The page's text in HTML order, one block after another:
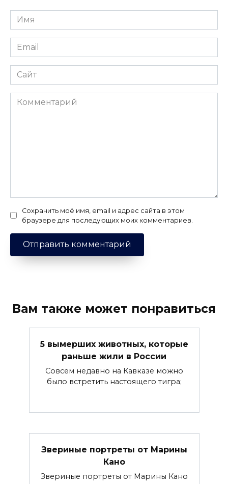
Имя
*
Email
*
Сайт
Комментарий
Сохранить моё имя, email и адрес сайта в этом
браузере для последующих моих комментариев.
Вам также может понравиться
5 вымерших животных, которые
раньше жили в России
Совсем недавно на Кавказе можно
было встретить настоящего тигра;
Звериные портреты от Марины
Кано
Звериные портреты от Марины Кано